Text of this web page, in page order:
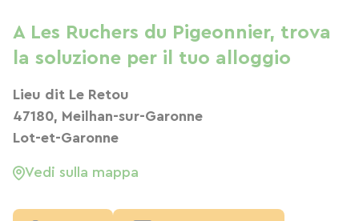
A Les Ruchers du Pigeonnier, trova
la soluzione per il tuo alloggio
Lieu dit Le Retou
47180, Meilhan-sur-Garonne
Lot-et-Garonne
Vedi sulla mappa